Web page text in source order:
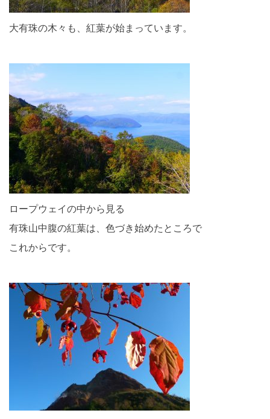
大有珠の木々も、紅葉が始まっています。
ロープウェイの中から見る
有珠山中腹の紅葉は、色づき始めたところで
これからです。